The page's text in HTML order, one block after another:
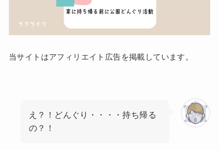
当サイトはアフィリエイト広告を掲載しています。
え？！どんぐり・・・・持ち帰る
の？！